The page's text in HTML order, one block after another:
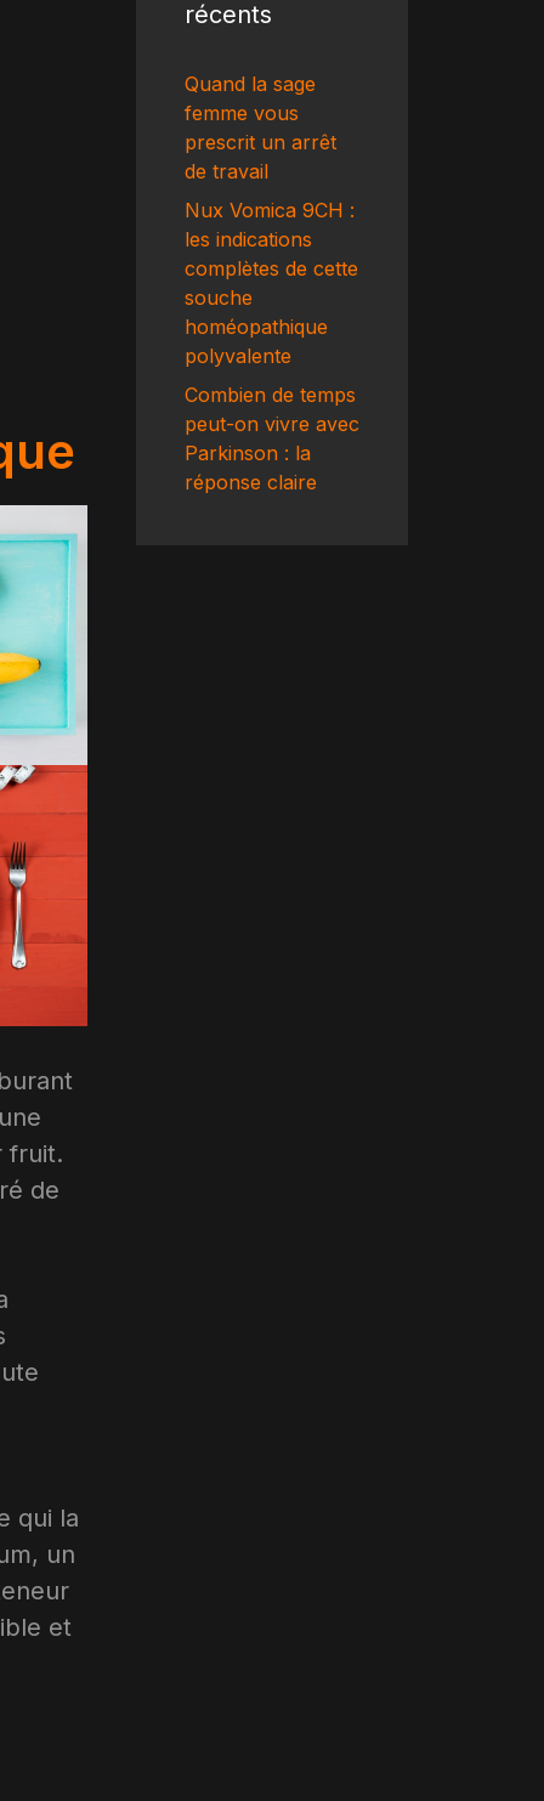
fruit.
de
qui la
un
et
récents
Quand la sage
femme vous
prescrit un arrêt
de travail
Nux Vomica 9CH :
les indications
complètes de cette
souche
homéopathique
polyvalente
Combien de temps
peut-on vivre avec
Parkinson : la
réponse claire